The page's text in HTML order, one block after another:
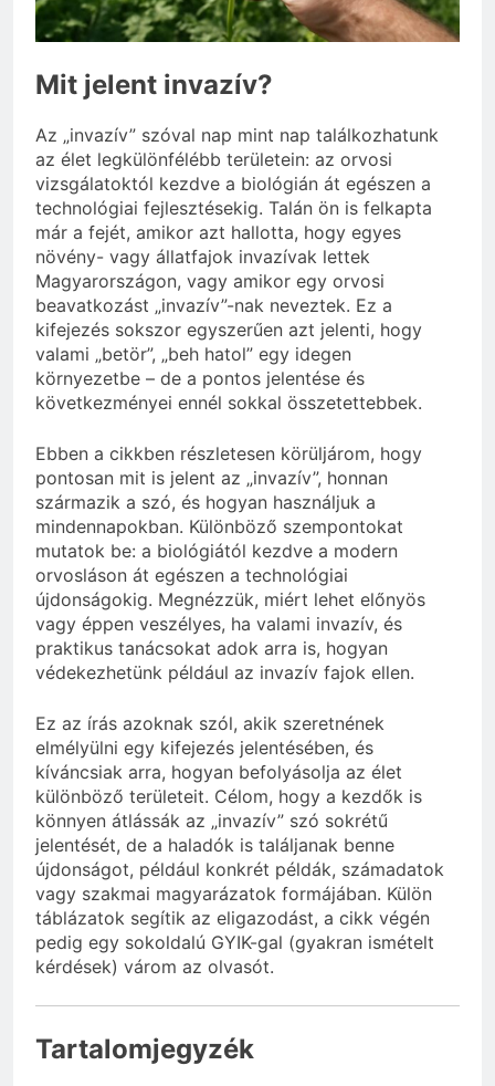
választani?
3 Nap Ezelőtt
Mit jelent invazív?
Az „invazív” szóval nap mint nap találkozhatunk
az élet legkülönfélébb területein: az orvosi
vizsgálatoktól kezdve a biológián át egészen a
technológiai fejlesztésekig. Talán ön is felkapta
már a fejét, amikor azt hallotta, hogy egyes
növény- vagy állatfajok invazívak lettek
Magyarországon, vagy amikor egy orvosi
beavatkozást „invazív”-nak neveztek. Ez a
kifejezés sokszor egyszerűen azt jelenti, hogy
valami „betör”, „beh hatol” egy idegen
környezetbe – de a pontos jelentése és
következményei ennél sokkal összetettebbek.
Ebben a cikkben részletesen körüljárom, hogy
pontosan mit is jelent az „invazív”, honnan
származik a szó, és hogyan használjuk a
mindennapokban. Különböző szempontokat
mutatok be: a biológiától kezdve a modern
orvosláson át egészen a technológiai
újdonságokig. Megnézzük, miért lehet előnyös
vagy éppen veszélyes, ha valami invazív, és
praktikus tanácsokat adok arra is, hogyan
védekezhetünk például az invazív fajok ellen.
Ez az írás azoknak szól, akik szeretnének
elmélyülni egy kifejezés jelentésében, és
kíváncsiak arra, hogyan befolyásolja az élet
különböző területeit. Célom, hogy a kezdők is
könnyen átlássák az „invazív” szó sokrétű
jelentését, de a haladók is találjanak benne
újdonságot, például konkrét példák, számadatok
vagy szakmai magyarázatok formájában. Külön
táblázatok segítik az eligazodást, a cikk végén
pedig egy sokoldalú GYIK-gal (gyakran ismételt
kérdések) várom az olvasót.
Tartalomjegyzék